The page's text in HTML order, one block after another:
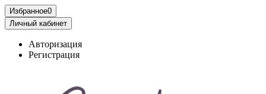
Избранное0
Личный кабинет
Авторизация
Регистрация